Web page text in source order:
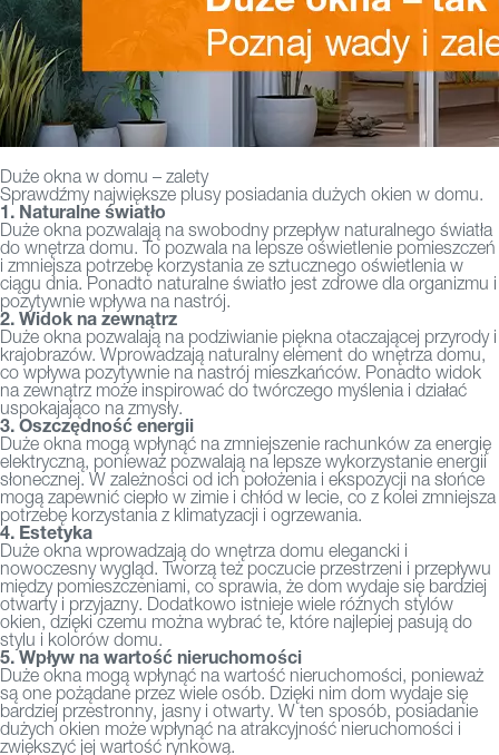
Duże okna w domu – zalety
Sprawdźmy największe plusy posiadania dużych okien w domu.
1. Naturalne światło
Duże okna pozwalają na swobodny przepływ naturalnego światła
do wnętrza domu. To pozwala na lepsze oświetlenie pomieszczeń
i zmniejsza potrzebę korzystania ze sztucznego oświetlenia w
ciągu dnia. Ponadto naturalne światło jest zdrowe dla organizmu i
pozytywnie wpływa na nastrój.
2. Widok na zewnątrz
Duże okna pozwalają na podziwianie piękna otaczającej przyrody i
krajobrazów. Wprowadzają naturalny element do wnętrza domu,
co wpływa pozytywnie na nastrój mieszkańców. Ponadto widok
na zewnątrz może inspirować do twórczego myślenia i działać
uspokajająco na zmysły.
3. Oszczędność energii
Duże okna mogą wpłynąć na zmniejszenie rachunków za energię
elektryczną, ponieważ pozwalają na lepsze wykorzystanie energii
słonecznej. W zależności od ich położenia i ekspozycji na słońce
mogą zapewnić ciepło w zimie i chłód w lecie, co z kolei zmniejsza
potrzebę korzystania z klimatyzacji i ogrzewania.
4. Estetyka
Duże okna wprowadzają do wnętrza domu elegancki i
nowoczesny wygląd. Tworzą też poczucie przestrzeni i przepływu
między pomieszczeniami, co sprawia, że dom wydaje się bardziej
otwarty i przyjazny. Dodatkowo istnieje wiele różnych stylów
okien, dzięki czemu można wybrać te, które najlepiej pasują do
stylu i kolorów domu.
5. Wpływ na wartość nieruchomości
Duże okna mogą wpłynąć na wartość nieruchomości, ponieważ
są one pożądane przez wiele osób. Dzięki nim dom wydaje się
bardziej przestronny, jasny i otwarty. W ten sposób, posiadanie
dużych okien może wpłynąć na atrakcyjność nieruchomości i
zwiększyć jej wartość rynkową.